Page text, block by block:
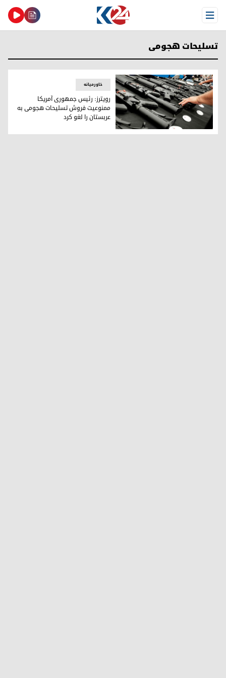
Open Menu
تسلیحات هجومی
رویترز: رئیس جمهوری آمریکا ممنوعیت فروش تسلیحات هجومی
خاورمیانه
رویترز: رئیس جمهوری آمریکا
ممنوعیت فروش تسلیحات هجومی به
عربستان را لغو کرد